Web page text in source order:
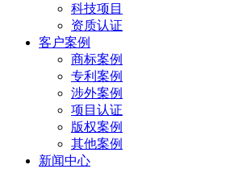
科技项目
资质认证
客户案例
商标案例
专利案例
涉外案例
项目认证
版权案例
其他案例
新闻中心